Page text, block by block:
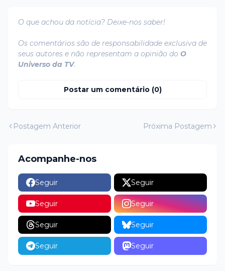
O que achou da notícia? Deixe-nos saber!
Os comentários são de responsabilidade exclusiva de
seus autores e não representam a opinião do O
Universo da TV.
Postar um comentário (0)
Postagem Anterior Próxima Postagem
Acompanhe-nos
Seguir Seguir
Seguir Seguir
Seguir Seguir
Seguir Seguir